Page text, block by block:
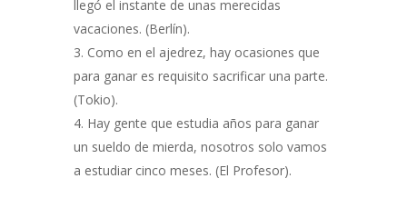
llegó el instante de unas merecidas
vacaciones. (Berlín).
Como en el ajedrez, hay ocasiones que
para ganar es requisito sacrificar una parte.
(Tokio).
Hay gente que estudia años para ganar
un sueldo de mierda, nosotros solo vamos
a estudiar cinco meses. (El Profesor).